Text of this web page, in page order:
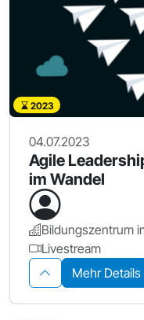
2023
04.07.2023
Agile
im Wandel
Bildungszentrum
Livestream
Mehr Details